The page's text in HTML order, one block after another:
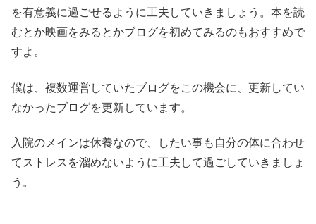
を有意義に過ごせるように工夫していきましょう。本を読
むとか映画をみるとかブログを初めてみるのもおすすめで
すよ。
僕は、複数運営していたブログをこの機会に、更新してい
なかったブログを更新しています。
入院のメインは休養なので、したい事も自分の体に合わせ
てストレスを溜めないように工夫して過ごしていきましょ
う。